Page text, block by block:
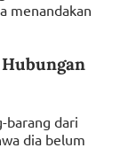
menandakan
barang dari
dia belum